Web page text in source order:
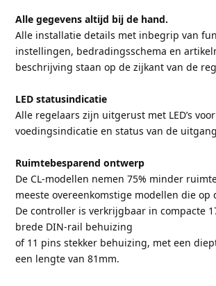
Alle gegevens altijd bij de hand.
Alle installatie details met inbegrip van
instellingen, bedradingsschema en
beschrijving staan op de zijkant van de
LED statusindicatie
Alle regelaars zijn uitgerust met LED’s voor
voedingsindicatie en status van de
Ruimtebesparend ontwerp
De CL-modellen nemen 75% minder
meeste overeenkomstige modellen die op
De controller is verkrijgbaar in compacte
brede DIN-rail behuizing
of 11 pins stekker behuizing, met een
een lengte van 81mm.